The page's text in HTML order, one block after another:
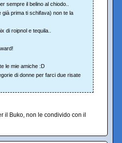
sempre il belino al chiodo..
prima ti schifava) non te la
di roipnol e tequila..
le mie amiche :D
di donne per farci due risate
il Buko, non le condivido con il